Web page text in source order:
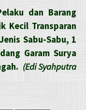
dan Barang
Kecil Transparan
Sabu-Sabu, 1
Garam Surya
(Edi Syahputra